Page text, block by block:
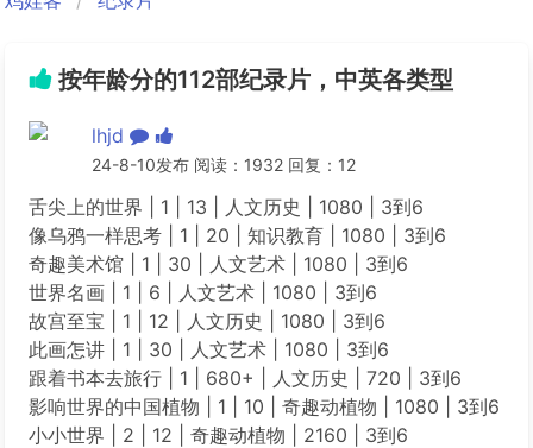
按年龄分的112部纪录片，中英各类型
lhjd
24-8-10发布 阅读：1932 回复：12
舌尖上的世界 | 1 | 13 | 人文历史 | 1080 | 3到6
像乌鸦一样思考 | 1 | 20 | 知识教育 | 1080 | 3到6
奇趣美术馆 | 1 | 30 | 人文艺术 | 1080 | 3到6
世界名画 | 1 | 6 | 人文艺术 | 1080 | 3到6
故宫至宝 | 1 | 12 | 人文历史 | 1080 | 3到6
此画怎讲 | 1 | 30 | 人文艺术 | 1080 | 3到6
跟着书本去旅行 | 1 | 680+ | 人文历史 | 720 | 3到6
影响世界的中国植物 | 1 | 10 | 奇趣动植物 | 1080 | 3到6
小小世界 | 2 | 12 | 奇趣动植物 | 2160 | 3到6